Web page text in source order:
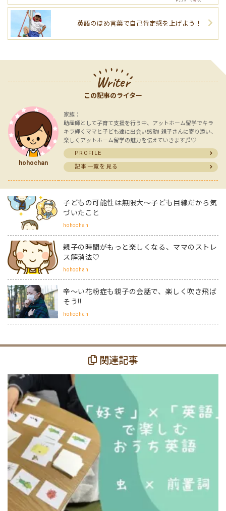
英語のほめ言葉で自己肯定感を上げよう！
Writer
この記事のライター
hohochan
家族：
助産師として子育て支援を行う中、アットホーム留学でキラ
キラ輝くママと子ども達に出会い感動! 親子さんに寄り添い、
楽しくアットホーム留学の魅力を伝えていきます♬︎♡
PROFILE
記事一覧を見る
子どもの可能性は無限大～子ども目線だから気
づいたこと
hohochan
親子の時間がもっと楽しくなる、ママのストレ
ス解消法♡
hohochan
辛～い花粉症も親子の会話で、楽しく吹き飛ば
そう!!
hohochan
関連記事